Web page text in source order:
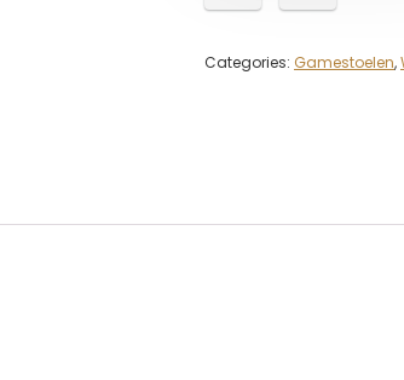
Categories: Gamestoelen,